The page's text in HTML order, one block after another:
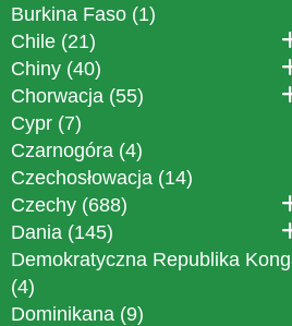
Burkina Faso (1)
Chile (21)
Chiny (40)
Chorwacja (55)
Cypr (7)
Czarnogóra (4)
Czechosłowacja (14)
Czechy (688)
Dania (145)
Demokratyczna Republika
(4)
Dominikana (9)